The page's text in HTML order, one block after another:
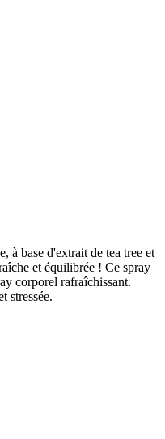
à base d'extrait de tea tree et
et équilibrée ! Ce spray
corporel rafraîchissant.
stressée.